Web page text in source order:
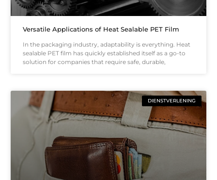
Versatile Applications of Heat Sealable PET Film
In the packaging industry, adaptability is everything. Heat
sealable PET film has quickly established itself as a go-to
solution for companies that require safe, durable,
DIENSTVERLENING